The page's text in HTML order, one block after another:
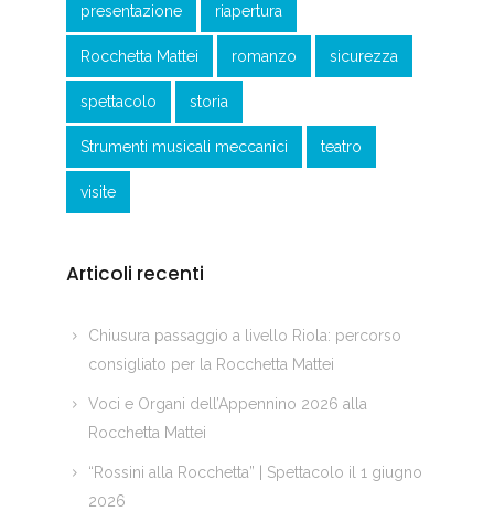
presentazione riapertura
Rocchetta Mattei romanzo sicurezza
spettacolo storia
Strumenti musicali meccanici teatro
visite
Articoli recenti
Chiusura passaggio a livello Riola: percorso
consigliato per la Rocchetta Mattei
Voci e Organi dell’Appennino 2026 alla
Rocchetta Mattei
“Rossini alla Rocchetta” | Spettacolo il 1 giugno
2026